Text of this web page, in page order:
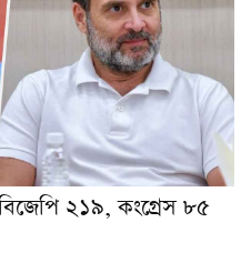
২১৯, কংগ্রেস ৮৫